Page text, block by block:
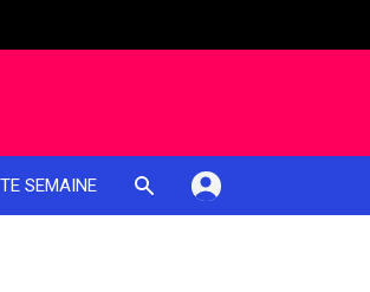
SEMAINE